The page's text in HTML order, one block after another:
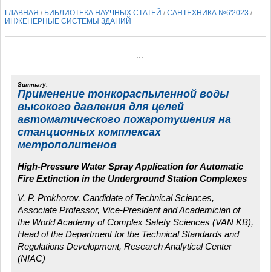
ГЛАВНАЯ / БИБЛИОТЕКА НАУЧНЫХ СТАТЕЙ /САНТЕХНИКА №6'2023 /
ИНЖЕНЕРНЫЕ СИСТЕМЫ ЗДАНИЙ
Summary:
Применение тонкораспыленной воды
высокого давления для целей
автоматического пожаротушения на
станционных комплексах
метрополитенов
High-Pressure Water Spray Application for Automatic
Fire Extinction in the Underground Station Complexes
V. P. Prokhorov, Candidate of Technical Sciences,
Associate Professor, Vice-President and Academician of
the World Academy of Complex Safety Sciences (VAN KB),
Head of the Department for the Technical Standards and
Regulations Development, Research Analytical Center
(NIAC)